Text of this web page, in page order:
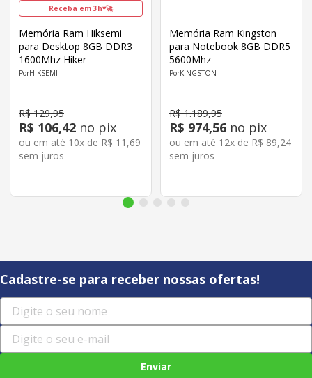
Receba em 3h*🚀
Memória Ram Hiksemi
para Desktop 8GB DDR3
1600Mhz Hiker
HIKSEMI
R$ 129,95
R$ 106,42 no pix
ou em até 10x de R$ 11 ,69
sem juros
Memória Ram Kingston
para Notebook 8GB DDR5
5600Mhz
KINGSTON
R$ 1.189,95
R$ 974,56 no pix
ou em até 12x de R$ 89,24
sem juros
Cadastre-se para receber nossas ofertas!
Enviar